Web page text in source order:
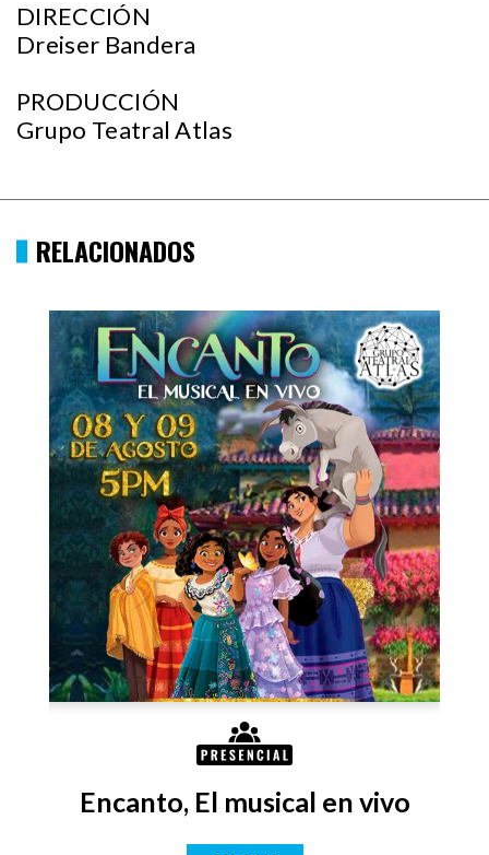
DIRECCIÓN
Dreiser Bandera
PRODUCCIÓN
Grupo Teatral Atlas
RELACIONADOS
Encanto, El musical en vivo